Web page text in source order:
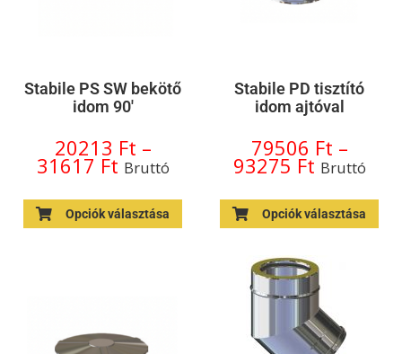
Stabile PS SW bekötő
idom 90'
20213 Ft –
31617 Ft Bruttó
Opciók választása
Stabile PD tisztító
idom ajtóval
79506 Ft –
93275 Ft Bruttó
Opciók választása